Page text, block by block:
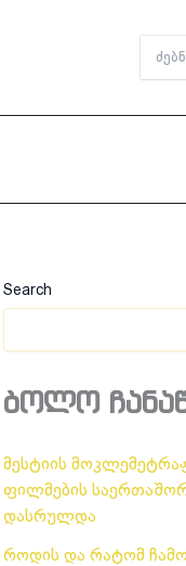
for:
Search
ბოლო
მესტიის
ფილმების
დასრულდა
როდის და რატომ